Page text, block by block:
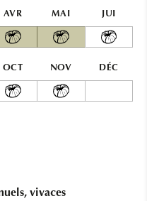
AVR MAI JUI
OCT NOV DÉC
vivaces